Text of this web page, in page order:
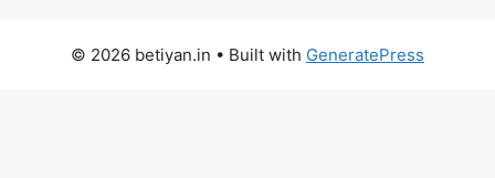
© 2026 betiyan.in • Built with GeneratePress